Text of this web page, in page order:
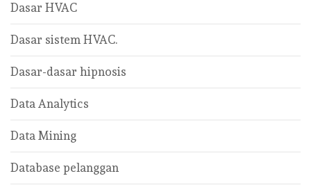
Dasar HVAC
Dasar sistem HVAC.
Dasar-dasar hipnosis
Data Analytics
Data Mining
Database pelanggan